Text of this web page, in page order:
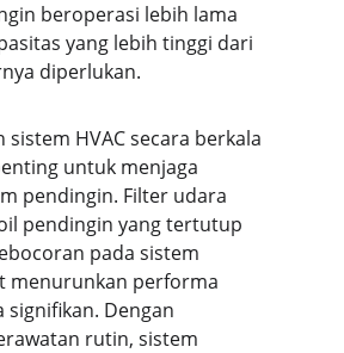
beroperasi lebih lama
yang lebih tinggi dari
diperlukan.
sistem HVAC secara berkala
untuk menjaga
pendingin. Filter udara
pendingin yang tertutup
pada sistem
menurunkan performa
signifikan. Dengan
rutin, sistem